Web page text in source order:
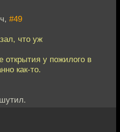
#49
что уж
у пожилого в
как-то.